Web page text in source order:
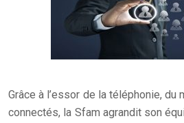
Grâce à l’essor de la téléphonie,
connectés, la Sfam agrandit son